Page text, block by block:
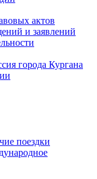
актов
и заявлений
города Кургана
поездки